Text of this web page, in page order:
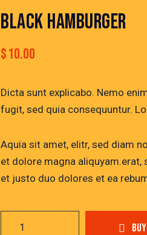
BLACK HAMBURGER
$10.00
Dicta sunt explicabo. Nemo
fugit, sed quia consequuntur.
Aquia sit amet, elitr, sed diam
et dolore magna aliquyam.erat,
et justo duo dolores et ea